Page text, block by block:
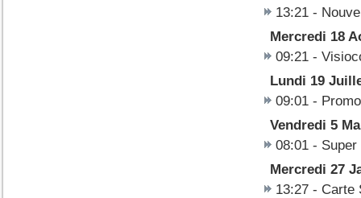
13:21 -
Mercredi 18
09:21 -
Lundi 19
09:01 -
Vendredi 5
08:01 -
Mercredi 27
13:27 - Carte